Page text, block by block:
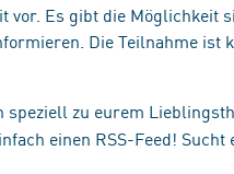
Es gibt die Möglichkeit
Die Teilnahme ist
zu eurem
einen RSS-Feed! Sucht